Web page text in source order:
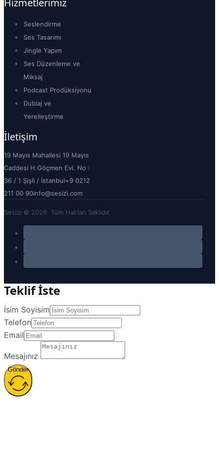
Hizmetlerimiz
Seslendirme
Ses Tasarımı
Jingle Yapım
Ses Düzenleme ve
Miksaj
Podcast Prodüksiyonu
Dublaj ve
Yerelleştirme
İletişim
19 Mayıs Mahallesi 19 Mayıs
Caddesi H.Göçmen Evi. No :
36 / 1 Şişli / İstanbul+9 0212
211 00 90info@sesizi.com
Sesizi © 2026. Tüm Hakları Saklıdır.
Teklif İste
İsim Soyisim
Telefon
Email
Mesajınız
Gönder